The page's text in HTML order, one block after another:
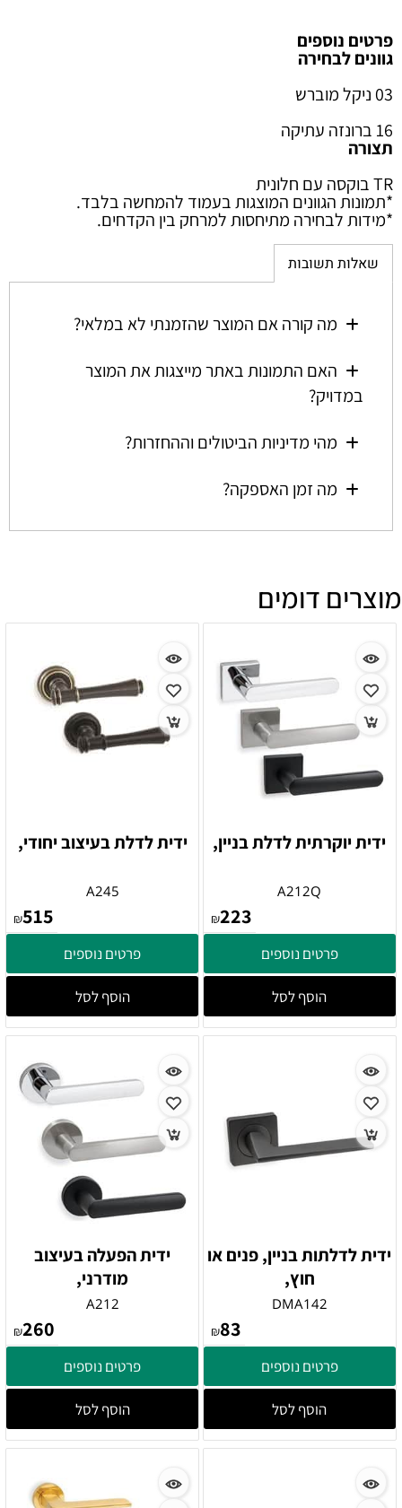
פרטים נוספים
גוונים לבחירה
03 ניקל מוברש
16 ברונזה עתיקה
תצורה
TR בוקסה עם חלונית
*תמונות הגוונים המוצגות בעמוד להמחשה בלבד.
*מידות לבחירה מתיחסות למרחק בין הקדחים.
שאלות תשובות
מה קורה אם המוצר שהזמנתי לא במלאי?
האם התמונות באתר מייצגות את המוצר
במדויק?
מהי מדיניות הביטולים וההחזרות?
מה זמן האספקה?
מוצרים דומים
ידית יוקרתית לדלת בניין,
A212Q
₪223
פרטים נוספים
הוסף לסל
ידית לדלת בעיצוב יחודי,
A245
₪515
פרטים נוספים
הוסף לסל
ידית לדלתות בניין, פנים או
חוץ,
DMA142
₪83
פרטים נוספים
הוסף לסל
ידית הפעלה בעיצוב
מודרני,
A212
₪260
פרטים נוספים
הוסף לסל